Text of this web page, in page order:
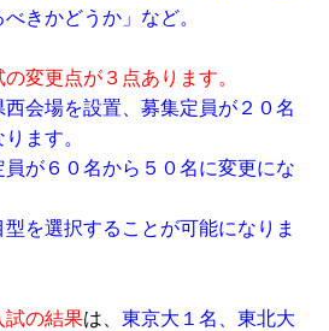
きかどうか」など。
変更点が３点あります。
会場を設置、募集定員が２０名
ます。
が６０名から５０名に変更にな
を選択することが可能になりま
試の結果は、 東京大１名、東北大